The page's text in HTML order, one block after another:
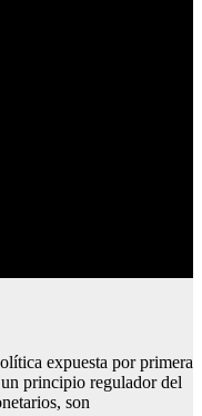
expuesta por primera
principio regulador del
son